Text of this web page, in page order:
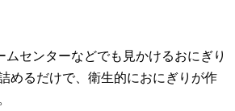
ムセンターなどでも見かけるおにぎり
めるだけで、衛生的におにぎりが作